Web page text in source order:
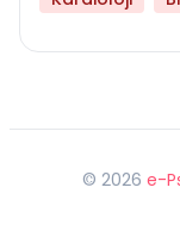
© 2026 e-